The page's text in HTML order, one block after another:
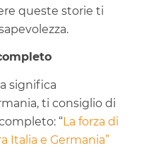
queste storie ti
significa
ti consiglio di
“La forza di
Italia e Germania”